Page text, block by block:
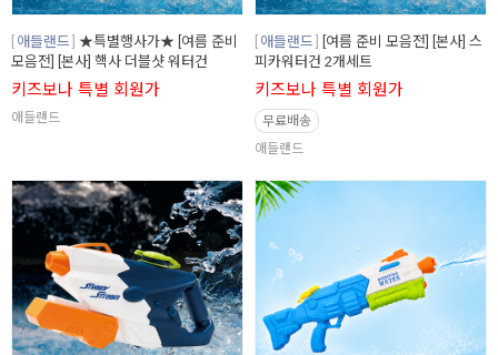
애들랜드
★특별행사가★ [여름 준비
모음전] [본사] 핵사 더블샷 워터건
키즈보나 특별 회원가
애들랜드
애들랜드
[여름 준비 모음전] [본사] 스
피카워터건 2개세트
키즈보나 특별 회원가
무료배송
애들랜드